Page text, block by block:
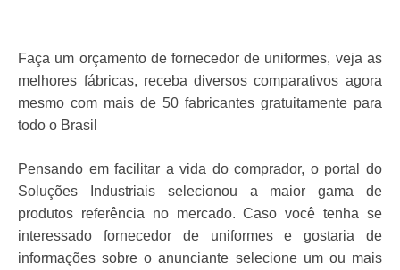
Faça um orçamento de fornecedor de uniformes, veja as
melhores fábricas, receba diversos comparativos agora
mesmo com mais de 50 fabricantes gratuitamente para
todo o Brasil
Pensando em facilitar a vida do comprador, o portal do
Soluções Industriais selecionou a maior gama de
produtos referência no mercado. Caso você tenha se
interessado fornecedor de uniformes e gostaria de
informações sobre o anunciante selecione um ou mais